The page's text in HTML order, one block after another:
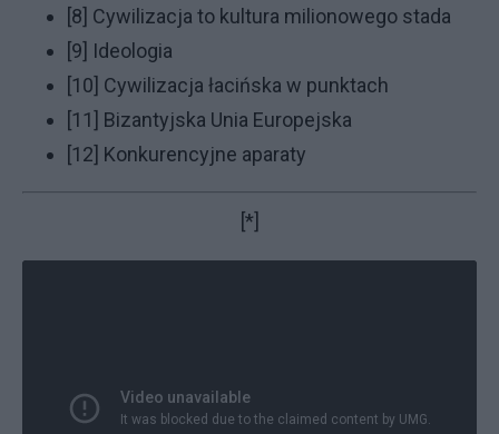
[8] Cywilizacja to kultura milionowego stada
[9] Ideologia
[10] Cywilizacja łacińska w punktach
[11] Bizantyjska Unia Europejska
[12] Konkurencyjne aparaty
[*]